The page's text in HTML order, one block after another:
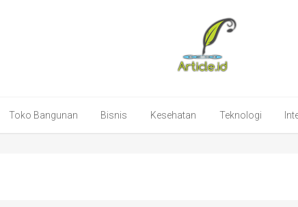
Toko Bangunan Bisnis Kesehatan Teknologi